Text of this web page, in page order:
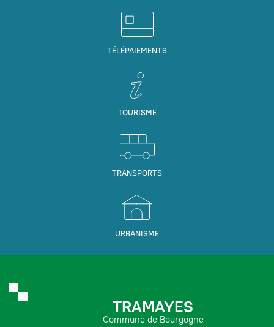
TÉLÉPAIEMENTS
TOURISME
TRANSPORTS
URBANISME
TRAMAYES
Commune de Bourgogne